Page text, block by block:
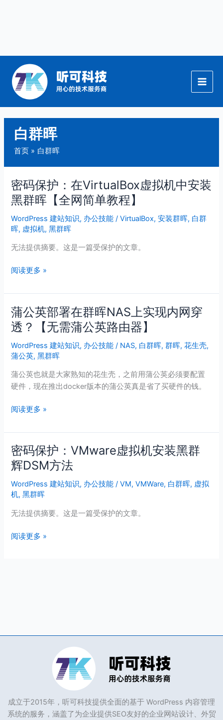
白群晖
首页 白群晖
密码保护：在VirtualBox虚拟机中安装
黑群晖【全网简单教程】
WordPress 建站知识, 办公技能 /VirtualBox,安装群晖, 白群
晖, 虚拟机,黑群晖
无法提供摘要。这是一篇受保护的文章。
密
码
保
护：
在
VirtualBox
拟
装
黑
晖
【全
网
简
教
阅读更多 »
蒲公英部署在群晖NAS上实现内网穿
透？【无需蒲公英路由器】
WordPress 建站知识, 办公技能 / NAS, 白群晖,群晖,花生壳,
蒲公英,黑群晖
蒲公英也就是大家熟知的花生壳，之前用蒲公英必须要配置
硬件，现在推出docker版本的蒲公英真是省了买硬件的钱。
蒲
公
英
部
署
在
群
NAS
内
网
透？
【无
需
公
阅读更多 »
密码保护：VMware虚拟机安装黑群
辉DSM方法
WordPress 建站知识, 办公技能 /VM,VMWare, 白群晖, 虚拟
机,黑群晖
无法提供摘要。这是一篇受保护的文章。
密
码
保
护：
VMware
虚
机
阅读更多 »
成立于2015年，听可科技提供全面的基于 WordPress 内容管理
系统的服务，涵盖了为企业提供SEO友好的企业网站设计、外贸